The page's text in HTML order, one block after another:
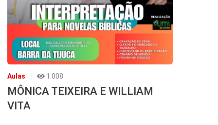
Aulas 1.008
MÔNICA TEIXEIRA E WILLIAM
VITA